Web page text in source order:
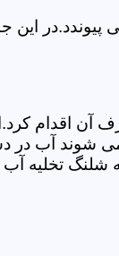
این
اقدام
شوند آب
تخلیه